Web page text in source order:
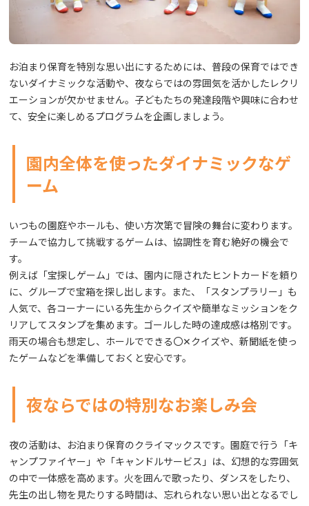
お泊まり保育を特別な思い出にするためには、普段の保育ではでき
ないダイナミックな活動や、夜ならではの雰囲気を活かしたレクリ
エーションが欠かせません。子どもたちの発達段階や興味に合わせ
て、安全に楽しめるプログラムを企画しましょう。
園内全体を使ったダイナミックなゲ
ーム
いつもの園庭やホールも、使い方次第で冒険の舞台に変わります。
チームで協力して挑戦するゲームは、協調性を育む絶好の機会で
す。
例えば「宝探しゲーム」では、園内に隠されたヒントカードを頼り
に、グループで宝箱を探し出します。また、「スタンプラリー」も
人気で、各コーナーにいる先生からクイズや簡単なミッションをク
リアしてスタンプを集めます。ゴールした時の達成感は格別です。
雨天の場合も想定し、ホールでできる〇✕クイズや、新聞紙を使っ
たゲームなどを準備しておくと安心です。
夜ならではの特別なお楽しみ会
夜の活動は、お泊まり保育のクライマックスです。園庭で行う「キ
ャンプファイヤー」や「キャンドルサービス」は、幻想的な雰囲気
の中で一体感を高めます。火を囲んで歌ったり、ダンスをしたり、
先生の出し物を見たりする時間は、忘れられない思い出となるでし